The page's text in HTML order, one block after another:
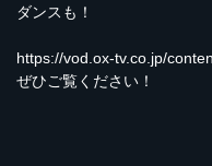
ダンスも！
https://vod.ox-tv.co.jp/
ぜひご覧ください！